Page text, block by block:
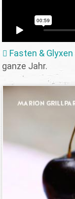
Fasten & Glyxen
ganze Jahr.